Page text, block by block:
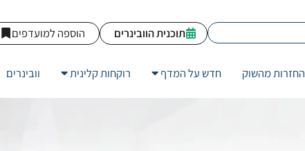
הוספה למועדפים תוכנית הוובינרים
החזרות מהשוק חדש על המדף רוקחות קלינית וובינרים